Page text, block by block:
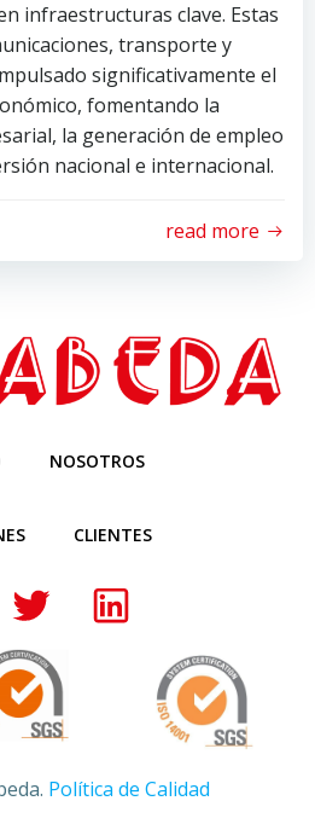
infraestructuras clave. Estas
transporte y
significativamente el
fomentando la
la generación de empleo
nacional e internacional.
read more
NOSOTROS
CLIENTES
Política de Calidad